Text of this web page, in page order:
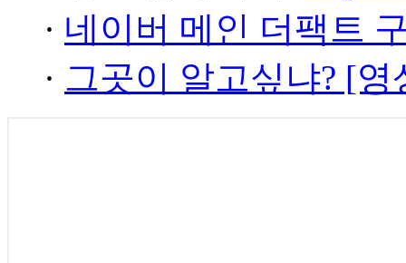
· 네이버 메인 더팩트
· 그곳이 알고싶냐? [